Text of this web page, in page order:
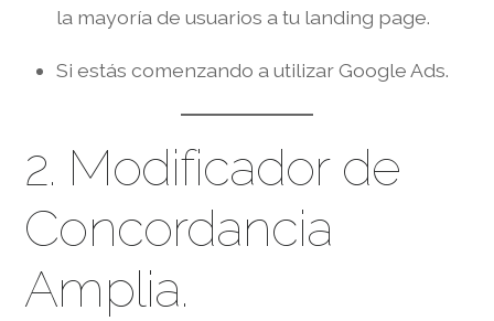
la mayoría de usuarios a tu landing page.
Si estás comenzando a utilizar Google Ads.
2. Modificador de
Concordancia
Amplia.